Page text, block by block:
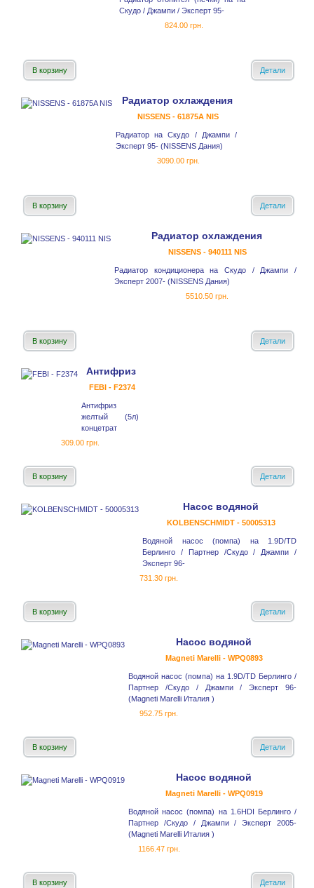
Скудо / Джампи / Эксперт 95-
824.00 грн.
В корзину Детали
Радиатор охлаждения
NISSENS - 61875A NIS
Радиатор на Скудо / Джампи /
Эксперт 95- (NISSENS Дания)
3090.00 грн.
В корзину Детали
Радиатор охлаждения
NISSENS - 940111 NIS
Радиатор кондиционера на Скудо / Джампи /
Эксперт 2007- (NISSENS Дания)
5510.50 грн.
В корзину Детали
Антифриз
FEBI - F2374
Антифриз
желтый (5л)
концетрат
309.00 грн.
В корзину Детали
Насос водяной
KOLBENSCHMIDT - 50005313
Водяной насос (помпа) на 1.9D/TD
Берлинго / Партнер /Скудо / Джампи /
Эксперт 96-
731.30 грн.
В корзину Детали
Насос водяной
Magneti Marelli - WPQ0893
Водяной насос (помпа) на 1.9D/TD Берлинго /
Партнер /Скудо / Джампи / Эксперт 96-
(Magneti Marelli Италия )
952.75 грн.
В корзину Детали
Насос водяной
Magneti Marelli - WPQ0919
Водяной насос (помпа) на 1.6HDI Берлинго /
Партнер /Скудо / Джампи / Эксперт 2005-
(Magneti Marelli Италия )
1166.47 грн.
В корзину Детали